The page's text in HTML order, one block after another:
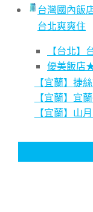
台灣國內飯
台北爽爽住
【台北
優美飯店
【宜蘭】捷
【宜蘭】宜
【宜蘭】山